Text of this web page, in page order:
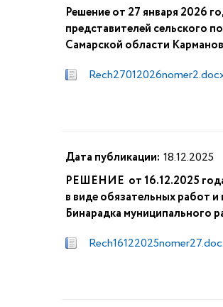
Решение от 27 января 2026
представителей сельского
Самарской области
Дата публикации: 18.12.2025
РЕШЕНИЕ от 16.12.2025
в виде обязательных работ
Бинарадка муниципального